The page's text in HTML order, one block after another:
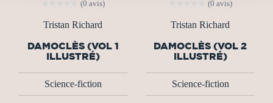
(0 avis)
Tristan Richard
DAMOCLÈS (VOL 1
ILLUSTRÉ)
Science-fiction
(0 avis)
Tristan Richard
DAMOCLÈS (VOL 2
ILLUSTRÉ)
Science-fiction